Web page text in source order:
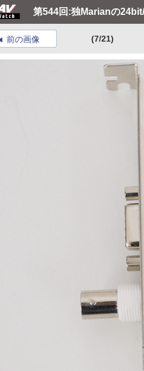
第544回:独Marianの
前の画像 (7/21)